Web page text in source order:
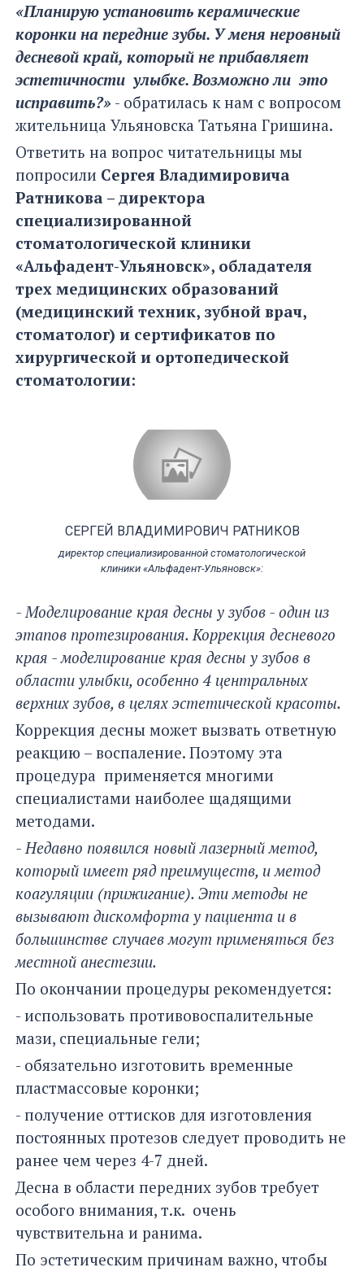
«Планирую установить керамические
коронки на передние зубы. У меня неровный
десневой край, который не прибавляет
эстетичности улыбке. Возможно ли это
исправить?» - обратилась к нам с вопросом
жительница Ульяновска Татьяна Гришина.
Ответить на вопрос читательницы мы
попросили Сергея Владимировича
Ратникова – директора
специализированной
стоматологической клиники
«Альфадент-Ульяновск», обладателя
трех медицинских образований
(медицинский техник, зубной врач,
стоматолог) и сертификатов по
хирургической и ортопедической
стоматологии:
СЕРГЕЙ ВЛАДИМИРОВИЧ РАТНИКОВ
директор специализированной стоматологической
клиники «Альфадент-Ульяновск»:
- Моделирование края десны у зубов - один из
этапов протезирования. Коррекция десневого
края - моделирование края десны у зубов в
области улыбки, особенно 4 центральных
верхних зубов, в целях эстетической красоты.
Коррекция десны может вызвать ответную
реакцию – воспаление. Поэтому эта
процедура применяется многими
специалистами наиболее щадящими
методами.
- Недавно появился новый лазерный метод,
который имеет ряд преимуществ, и метод
коагуляции (прижигание). Эти методы не
вызывают дискомфорта у пациента и в
большинстве случаев могут применяться без
местной анестезии.
По окончании процедуры рекомендуется:
- использовать противовоспалительные
мази, специальные гели;
- обязательно изготовить временные
пластмассовые коронки;
- получение оттисков для изготовления
постоянных протезов следует проводить не
ранее чем через 4-7 дней.
Десна в области передних зубов требует
особого внимания, т.к. очень
чувствительна и ранима.
По эстетическим причинам важно, чтобы